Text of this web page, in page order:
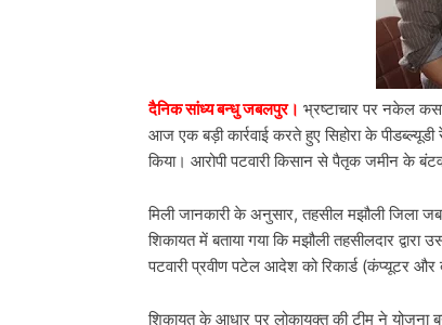
दैनिक सांध्य बन्धु जबलपुर। भ्रष्टाचार पर नकेल
आज एक बड़ी कार्रवाई करते हुए सिहोरा के
किया। आरोपी पटवारी किसान से पैतृक जमीन के
मिली जानकारी के अनुसार, तहसील मझौली जिला
शिकायत में बताया गया कि मझौली तहसीलदार
पटवारी प्रवीण पटेल आदेश को रिकार्ड (कंप्यूटर और
शिकायत के आधार पर लोकायुक्त की टीम ने योजना